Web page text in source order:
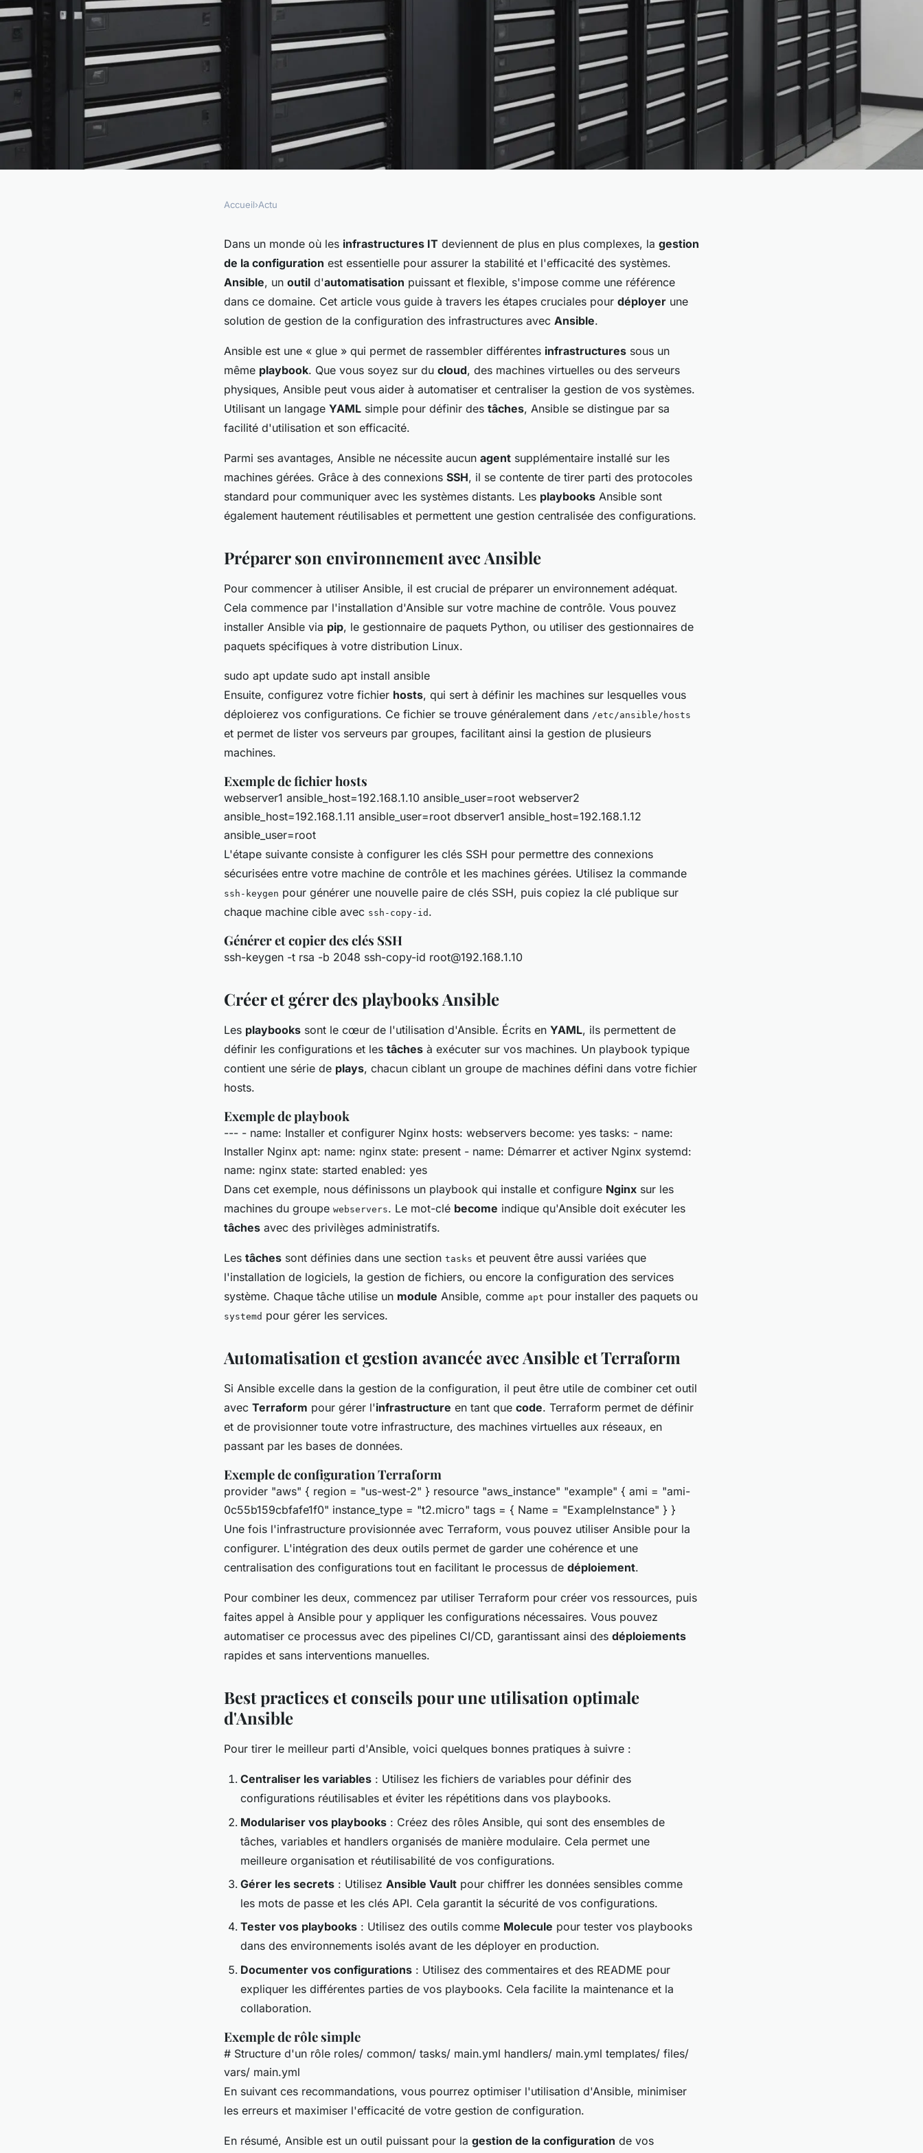
Comment déployer une solution de
gestion de la configuration des
infrastructures avec Ansible?
Accueil›Actu
Dans un monde où les infrastructures IT deviennent de plus en plus complexes, la gestion
de la configuration est essentielle pour assurer la stabilité et l'efficacité des systèmes.
Ansible, un outil d'automatisation puissant et flexible, s'impose comme une référence
dans ce domaine. Cet article vous guide à travers les étapes cruciales pour déployer une
solution de gestion de la configuration des infrastructures avec Ansible.
Ansible est une « glue » qui permet de rassembler différentes infrastructures sous un
même playbook. Que vous soyez sur du cloud, des machines virtuelles ou des serveurs
physiques, Ansible peut vous aider à automatiser et centraliser la gestion de vos systèmes.
Utilisant un langage YAML simple pour définir des tâches, Ansible se distingue par sa
facilité d'utilisation et son efficacité.
Parmi ses avantages, Ansible ne nécessite aucun agent supplémentaire installé sur les
machines gérées. Grâce à des connexions SSH, il se contente de tirer parti des protocoles
standard pour communiquer avec les systèmes distants. Les playbooks Ansible sont
également hautement réutilisables et permettent une gestion centralisée des configurations.
Préparer son environnement avec Ansible
Pour commencer à utiliser Ansible, il est crucial de préparer un environnement adéquat.
Cela commence par l'installation d'Ansible sur votre machine de contrôle. Vous pouvez
installer Ansible via pip, le gestionnaire de paquets Python, ou utiliser des gestionnaires de
paquets spécifiques à votre distribution Linux.
sudo apt update sudo apt install ansible
Ensuite, configurez votre fichier hosts, qui sert à définir les machines sur lesquelles vous
déploierez vos configurations. Ce fichier se trouve généralement dans /etc/ansible/hosts
et permet de lister vos serveurs par groupes, facilitant ainsi la gestion de plusieurs
machines.
Exemple de fichier hosts
webserver1 ansible_host=192.168.1.10 ansible_user=root webserver2
ansible_host=192.168.1.11 ansible_user=root dbserver1 ansible_host=192.168.1.12
ansible_user=root
L'étape suivante consiste à configurer les clés SSH pour permettre des connexions
sécurisées entre votre machine de contrôle et les machines gérées. Utilisez la commande
ssh-keygen pour générer une nouvelle paire de clés SSH, puis copiez la clé publique sur
chaque machine cible avec ssh-copy-id .
Générer et copier des clés SSH
ssh-keygen -t rsa -b 2048 ssh-copy-id root@192.168.1.10
Créer et gérer des playbooks Ansible
Les playbooks sont le cœur de l'utilisation d'Ansible. Écrits en YAML, ils permettent de
définir les configurations et les tâches à exécuter sur vos machines. Un playbook typique
contient une série de plays, chacun ciblant un groupe de machines défini dans votre fichier
hosts.
Exemple de playbook
--- - name: Installer et configurer Nginx hosts: webservers become: yes tasks: - name:
Installer Nginx apt: name: nginx state: present - name: Démarrer et activer Nginx systemd:
name: nginx state: started enabled: yes
Dans cet exemple, nous définissons un playbook qui installe et configure Nginx sur les
machines du groupe webservers. Le mot-clé become indique qu'Ansible doit exécuter les
tâches avec des privilèges administratifs.
Les tâches sont définies dans une section tasks et peuvent être aussi variées que
l'installation de logiciels, la gestion de fichiers, ou encore la configuration des services
système. Chaque tâche utilise un module Ansible, comme apt pour installer des paquets ou
systemd pour gérer les services.
Automatisation et gestion avancée avec Ansible et Terraform
Si Ansible excelle dans la gestion de la configuration, il peut être utile de combiner cet outil
avec Terraform pour gérer l'infrastructure en tant que code. Terraform permet de définir
et de provisionner toute votre infrastructure, des machines virtuelles aux réseaux, en
passant par les bases de données.
Exemple de configuration Terraform
provider "aws" { region = "us-west-2" } resource "aws_instance" "example" { ami = "ami-
0c55b159cbfafe1f0" instance_type = "t2.micro" tags = { Name = "ExampleInstance" } }
Une fois l'infrastructure provisionnée avec Terraform, vous pouvez utiliser Ansible pour la
configurer. L'intégration des deux outils permet de garder une cohérence et une
centralisation des configurations tout en facilitant le processus de déploiement.
Pour combiner les deux, commencez par utiliser Terraform pour créer vos ressources, puis
faites appel à Ansible pour y appliquer les configurations nécessaires. Vous pouvez
automatiser ce processus avec des pipelines CI/CD, garantissant ainsi des déploiements
rapides et sans interventions manuelles.
Best practices et conseils pour une utilisation optimale
d'Ansible
Pour tirer le meilleur parti d'Ansible, voici quelques bonnes pratiques à suivre :
Centraliser les variables : Utilisez les fichiers de variables pour définir des
configurations réutilisables et éviter les répétitions dans vos playbooks.
Modulariser vos playbooks : Créez des rôles Ansible, qui sont des ensembles de
tâches, variables et handlers organisés de manière modulaire. Cela permet une
meilleure organisation et réutilisabilité de vos configurations.
Gérer les secrets : Utilisez Ansible Vault pour chiffrer les données sensibles comme
les mots de passe et les clés API. Cela garantit la sécurité de vos configurations.
Tester vos playbooks : Utilisez des outils comme Molecule pour tester vos playbooks
dans des environnements isolés avant de les déployer en production.
Documenter vos configurations : Utilisez des commentaires et des README pour
expliquer les différentes parties de vos playbooks. Cela facilite la maintenance et la
collaboration.
Exemple de rôle simple
# Structure d'un rôle roles/ common/ tasks/ main.yml handlers/ main.yml templates/ files/
vars/ main.yml
En suivant ces recommandations, vous pourrez optimiser l'utilisation d'Ansible, minimiser
les erreurs et maximiser l'efficacité de votre gestion de configuration.
En résumé, Ansible est un outil puissant pour la gestion de la configuration de vos